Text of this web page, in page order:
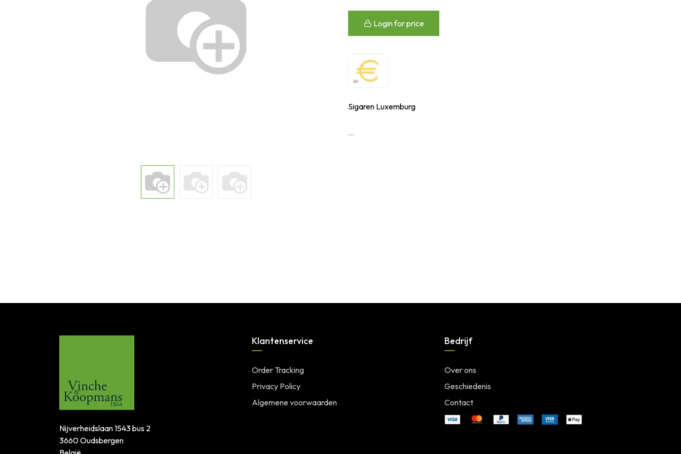
Login for price
Sigaren Luxemburg
...
Nijverheidslaan 1543 bus 2
3660 Oudsbergen
Klantenservice
Order Tracking
Privacy Policy
Algemene voorwaarden
Bedrijf
Over ons
Geschiedenis
Contact